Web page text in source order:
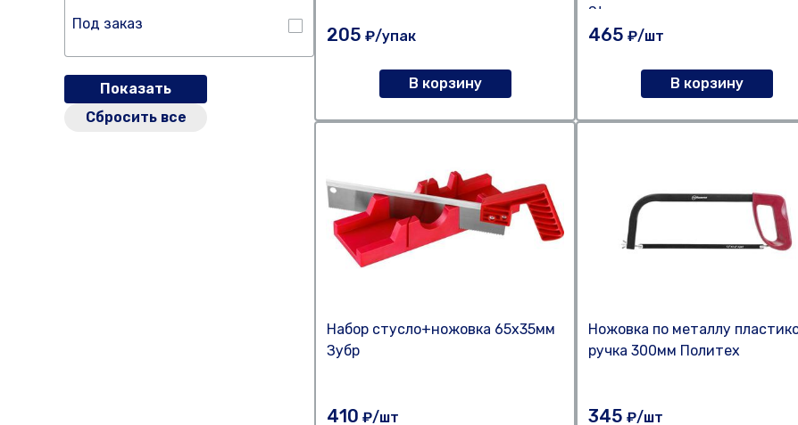
Под заказ
Показать
Сбросить все
205 ₽/упак
В корзину
Sturm
465 ₽/шт
В корзину
Набор стусло+ножовка 65х35мм
Зубр
410 ₽/шт
Ножовка по металлу
ручка 300мм Политех
345 ₽/шт